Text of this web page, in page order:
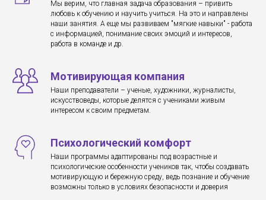
Мы верим, что главная задача образования – привить
любовь к обучению и научить учиться. На это и направлены
наши занятия. А еще мы развиваем "мягкие навыки" - работа
с информацией, понимание своих эмоций и интересов,
работа в команде и др.
Мотивирующая компания
Наши преподаватели – ученые, художники, журналисты,
искусствоведы, которые делятся с учениками живым
интересом к своим предметам.
Психологический комфорт
Наши программы адаптированы под возрастные и
психологические особенности учеников так, чтобы создавать
мотивирующую и бережную среду, ведь познание и обучение
возможны только в условиях безопасности и доверия